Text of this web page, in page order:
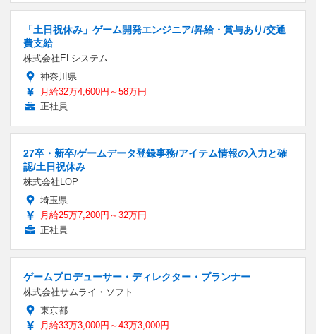
「土日祝休み」ゲーム開発エンジニア/昇給・賞与あり/交通
費支給
株式会社ELシステム
神奈川県
月給32万4,600円～58万円
正社員
27卒・新卒/ゲームデータ登録事務/アイテム情報の入力と確
認/土日祝休み
株式会社LOP
埼玉県
月給25万7,200円～32万円
正社員
ゲームプロデューサー・ディレクター・プランナー
株式会社サムライ・ソフト
東京都
月給33万3,000円～43万3,000円